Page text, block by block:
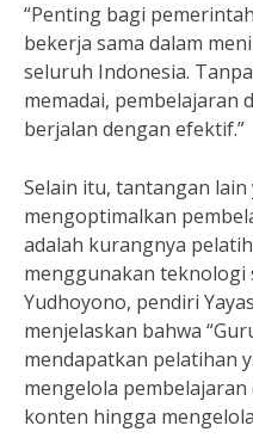
“Penting bagi
bekerja sama dalam
seluruh Indonesia.
memadai, pembelajaran
berjalan dengan efektif.”
Selain itu, tantangan lain
mengoptimalkan
adalah kurangnya
menggunakan teknologi
Yudhoyono, pendiri
menjelaskan bahwa
mendapatkan pelatihan
mengelola
konten hingga